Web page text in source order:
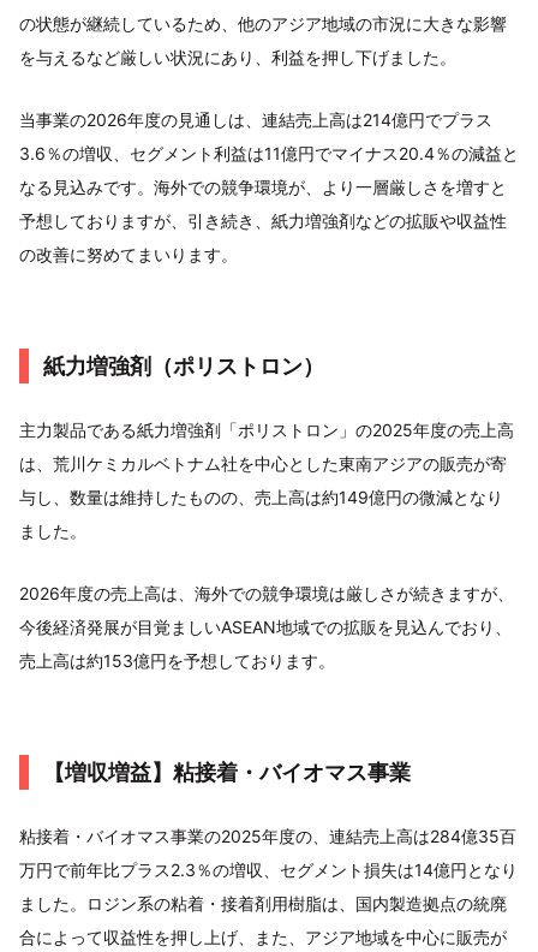
の状態が継続しているため、他のアジア地域の市況に大きな影響
を与えるなど厳しい状況にあり、利益を押し下げました。
当事業の2026年度の見通しは、連結売上高は214億円でプラス
3.6％の増収、セグメント利益は11億円でマイナス20.4％の減益と
なる見込みです。海外での競争環境が、より一層厳しさを増すと
予想しておりますが、引き続き、紙力増強剤などの拡販や収益性
の改善に努めてまいります。
紙力増強剤（ポリストロン）
主力製品である紙力増強剤「ポリストロン」の2025年度の売上高
は、荒川ケミカルベトナム社を中心とした東南アジアの販売が寄
与し、数量は維持したものの、売上高は約149億円の微減となり
ました。
2026年度の売上高は、海外での競争環境は厳しさが続きますが、
今後経済発展が目覚ましいASEAN地域での拡販を見込んでおり、
売上高は約153億円を予想しております。
【増収増益】粘接着・バイオマス事業
粘接着・バイオマス事業の2025年度の、連結売上高は284億35百
万円で前年比プラス2.3％の増収、セグメント損失は14億円となり
ました。ロジン系の粘着・接着剤用樹脂は、国内製造拠点の統廃
合によって収益性を押し上げ、また、アジア地域を中心に販売が